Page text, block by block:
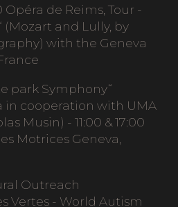
Opéra de Reims, Tour -
(Mozart and Lully, by
with the Geneva
park Symphony“
in cooperation with UMA
Musin) - 11:00 & 17:00
Motrices Geneva,
Outreach
Vertes - World Autism